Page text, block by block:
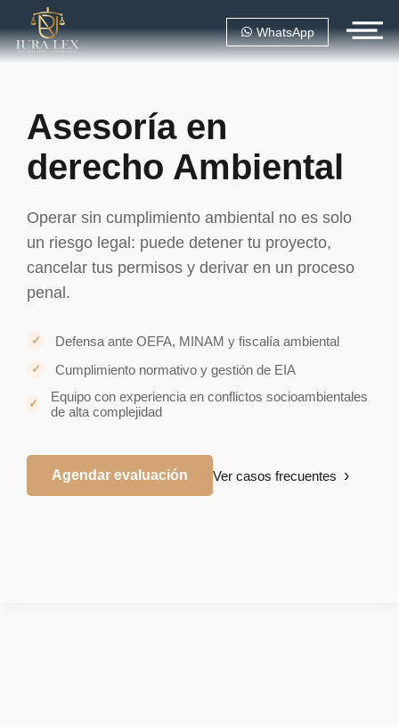
WhatsApp
Asesoría en
derecho Ambiental
Operar sin cumplimiento ambiental no es solo
un riesgo legal: puede detener tu proyecto,
cancelar tus permisos y derivar en un proceso
penal.
Defensa ante OEFA, MINAM y fiscalía ambiental
Cumplimiento normativo y gestión de EIA
Equipo con experiencia en conflictos socioambientales
de alta complejidad
Agendar evaluación Ver casos frecuentes